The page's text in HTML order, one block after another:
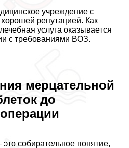
учреждение с
репутацией. Как
услуга оказывается
с требованиями ВОЗ.
мерцательной
до
собирательное понятие,